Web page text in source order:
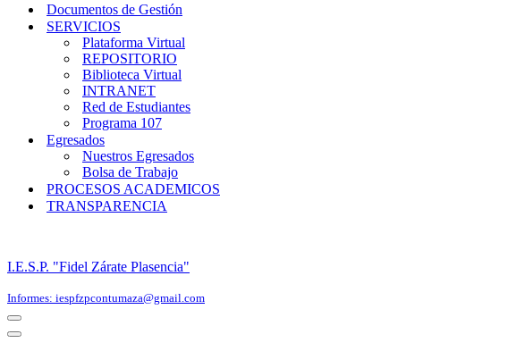
Documentos de Gestión
SERVICIOS
Plataforma Virtual
REPOSITORIO
Biblioteca Virtual
INTRANET
Red de Estudiantes
Programa 107
Egresados
Nuestros Egresados
Bolsa de Trabajo
PROCESOS ACADEMICOS
TRANSPARENCIA
I.E.S.P. "Fidel Zárate Plasencia"
Informes: iespfzpcontumaza@gmail.com
Menú
de
Menú